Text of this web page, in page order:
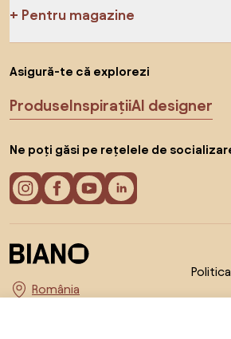
Pentru magazine
Asigură-te că explorezi
ProduseInspirațiiAI designer
Ne poți găsi pe rețelele de
Alege țara